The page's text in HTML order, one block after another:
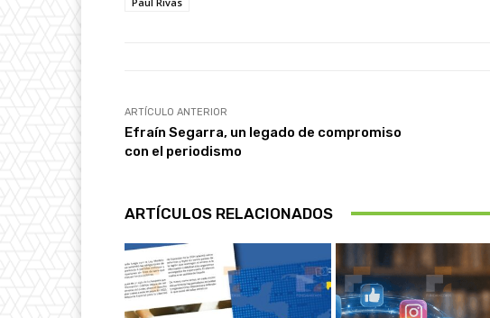
ARTÍCULO ANTERIOR
Efraín Segarra, un legado de compromiso
con el periodismo
ARTÍCULOS RELACIONADOS